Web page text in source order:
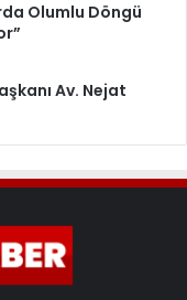
Olumlu Döngü
Av. Nejat